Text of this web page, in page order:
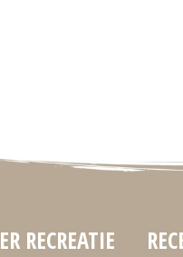
RECREATIE